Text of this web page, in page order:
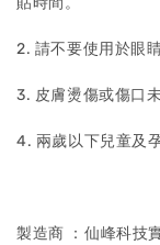
2. 請不要使用於眼
3. 皮膚燙傷或傷口
4. 兩歲以下兒童及
製造商 ：仙峰科技